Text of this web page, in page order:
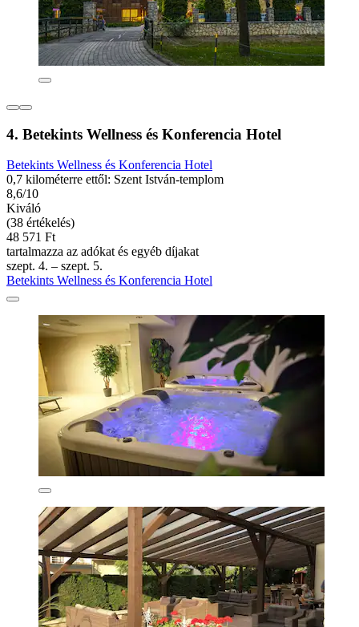
4. Betekints Wellness és Konferencia Hotel
Betekints Wellness és Konferencia Hotel
0,7 kilométerre ettől: Szent István-templom
8,6/10
Kiváló
(38 értékelés)
48 571 Ft
tartalmazza az adókat és egyéb díjakat
szept. 4. – szept. 5.
Betekints Wellness és Konferencia Hotel